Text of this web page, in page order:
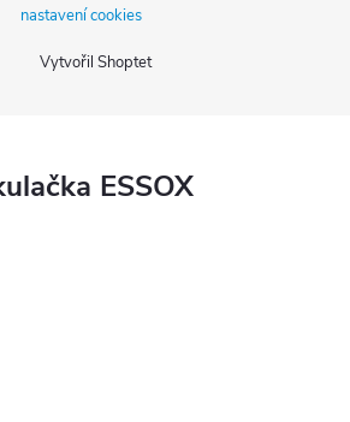
Vytvořil Shoptet
nastavení cookies
ESSOX